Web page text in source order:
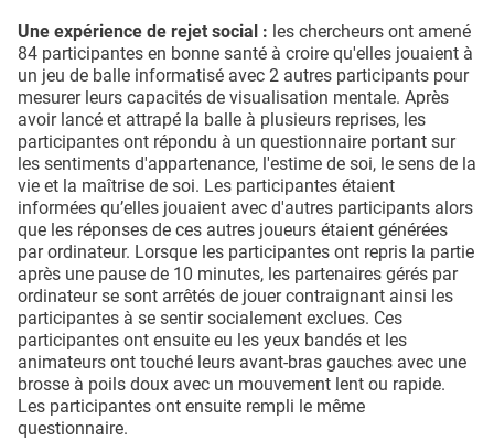
Une expérience de rejet social : les chercheurs ont amené
84 participantes en bonne santé à croire qu'elles jouaient à
un jeu de balle informatisé avec 2 autres participants pour
mesurer leurs capacités de visualisation mentale. Après
avoir lancé et attrapé la balle à plusieurs reprises, les
participantes ont répondu à un questionnaire portant sur
les sentiments d'appartenance, l'estime de soi, le sens de la
vie et la maîtrise de soi. Les participantes étaient
informées qu’elles jouaient avec d'autres participants alors
que les réponses de ces autres joueurs étaient générées
par ordinateur. Lorsque les participantes ont repris la partie
après une pause de 10 minutes, les partenaires gérés par
ordinateur se sont arrêtés de jouer contraignant ainsi les
participantes à se sentir socialement exclues. Ces
participantes ont ensuite eu les yeux bandés et les
animateurs ont touché leurs avant-bras gauches avec une
brosse à poils doux avec un mouvement lent ou rapide.
Les participantes ont ensuite rempli le même
questionnaire.